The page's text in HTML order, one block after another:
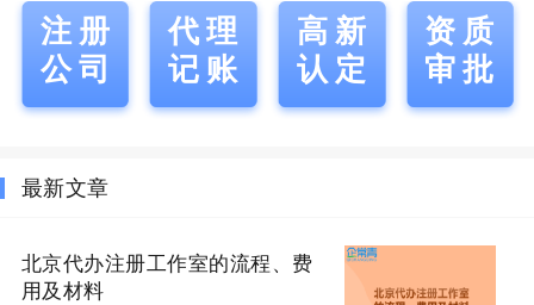
注册
公司
代理
记账
高新
认定
资质
审批
最新文章
北京代办注册工作室的流程、费
用及材料